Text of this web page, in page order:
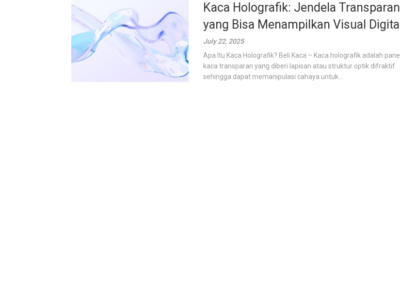
Kaca Holografik: Jendela Transparan
yang Bisa Menampilkan Visual Digital
July 22, 2025
Apa Itu Kaca Holografik? Beli Kaca – Kaca holografik adalah panel
kaca transparan yang diberi lapisan atau struktur optik difraktif
sehingga dapat memanipulasi cahaya untuk...